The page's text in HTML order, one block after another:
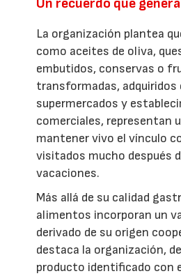
Un recuerdo que
La organización plantea
como aceites de oliva,
embutidos, conservas o
transformadas, adquiridos
supermercados y
comerciales, representan
mantener vivo el vínculo
visitados mucho después
vacaciones.
Más allá de su calidad
alimentos incorporan un
derivado de su origen
destaca la organización,
producto identificado con